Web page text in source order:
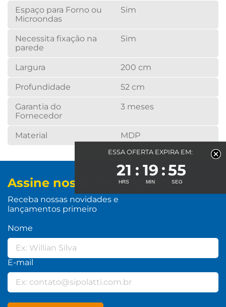
Espaço para Forno ou
Microondas
Sim
Necessita fixação na
parede
Sim
Largura 200 cm
Profundidade 52 cm
Garantia do
Fornecedor
3 meses
Material MDP
Assine nossa newsletter
Receba nossas novidades e
lançamentos primeiro
Nome
E-mail
ESSA OFERTA EXPIRA EM:
21 19 55